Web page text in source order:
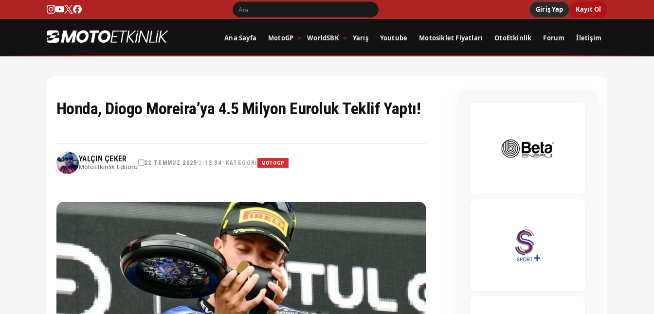
Giriş Yap Kayıt Ol
Ana Sayfa MotoGP WorldSBK Yarış Youtube Motosiklet Fiyatları OtoEtkinlik Forum İletişim
Honda, Diogo Moreira’ya 4.5 Milyon Euroluk Teklif Yaptı!
YALÇIN ÇEKER
MotoEtkinlik Editörü
22 TEMMUZ 2025 13:34• KATEGORI MOTOGP